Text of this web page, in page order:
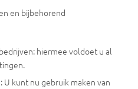
en bijbehorend
hiermee voldoet u al
kunt nu gebruik maken van